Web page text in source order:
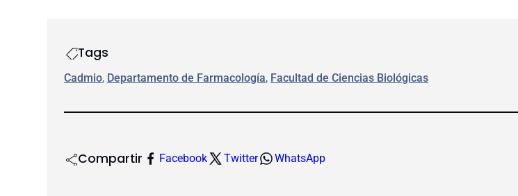
Tags
Cadmio, Departamento de Farmacología, Facultad de Ciencias Biológicas
Compartir Facebook Twitter WhatsApp